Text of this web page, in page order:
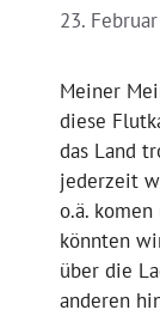
23.
Meiner
diese
das Land
jederzeit
o.ä.
könnten
über die
anderen